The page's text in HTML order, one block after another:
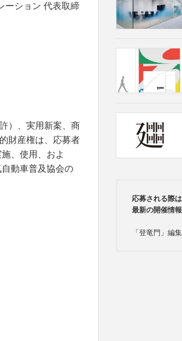
ーション 代表取締
）、実用新案、商
財産権は、応募者
、使用、およ
動車普及協会の
応募される際
最新の開催情
「登竜門」編